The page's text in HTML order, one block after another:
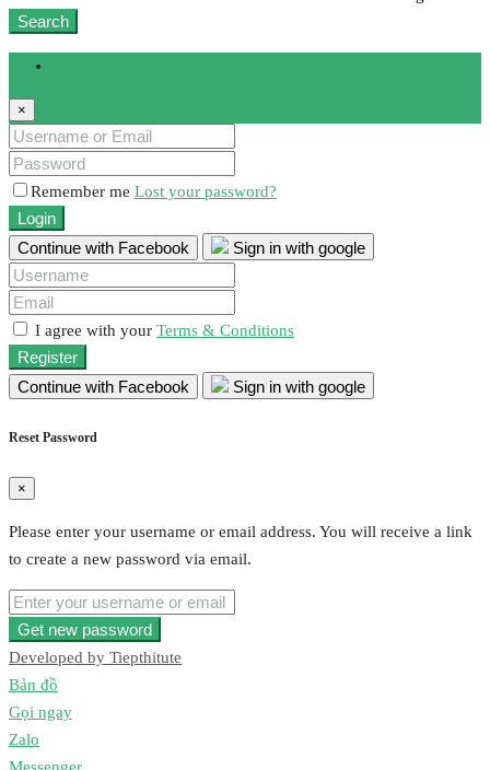
Search
×
Remember me Lost your password?
Login
Continue with Facebook
Sign in with google
I agree with your Terms & Conditions
Register
Continue with Facebook
Sign in with google
Reset Password
×
Please enter your username or email address. You will receive a link
to create a new password via email.
Get new password
Developed by Tiepthitute
Bản đồ
Gọi ngay
Zalo
Messenger